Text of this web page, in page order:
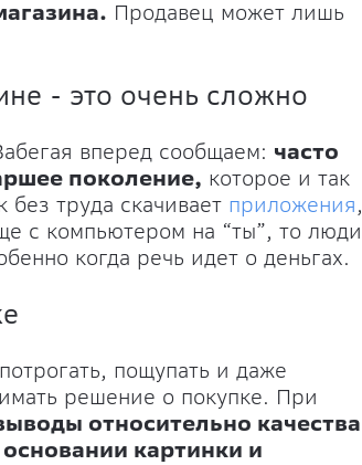
Продавец может лишь
- это очень сложно
вперед сообщаем: часто
поколение, которое и так
труда скачивает приложения,
с компьютером на “ты”, то люди
когда речь идет о деньгах.
пощупать и даже
решение о покупке. При
относительно качества
картинки и